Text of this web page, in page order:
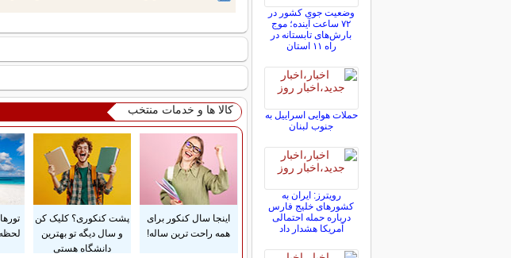
کالا ها و خدمات منتخب
اینجا سال کنکور برای
همه راحت ترین ساله!
پشت کنکوری؟ کلیک کن
و سال دیگه تو بهترین
دانشگاه هستی
وضعیت جوی کشور در
۷۲ ساعت آینده؛ موج
بارش‌های تابستانه در
راه ۱۱ استان
حملات هوایی اسراییل به
جنوب لبنان
رویترز: ایران به
کشورهای خلیج فارس
درباره حمله احتمالی
آمریکا هشدار داد